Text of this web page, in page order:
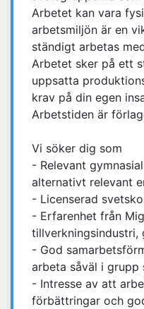
Arbetet kan vara
arbetsmiljön är en
ständigt arbetas
Arbetet sker på ett
uppsatta
krav på din egen
Arbetstiden är
Vi söker dig som
- Relevant
alternativt relevant
- Licenserad
- Erfarenhet från
tillverkningsindustri,
- God
arbeta såväl i grupp
- Intresse av att
förbättringar och